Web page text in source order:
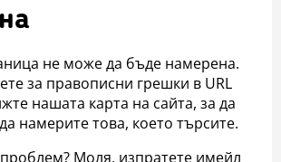
не може да бъде намерена.
за правописни грешки в URL
нашата карта на сайта, за да
намерите това, което търсите.
Моля, изпратете имейл